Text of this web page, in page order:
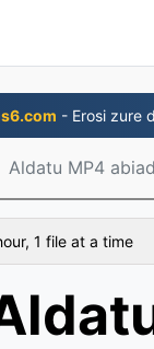
- Erosi zure
Aldatu MP4
1 file at a time